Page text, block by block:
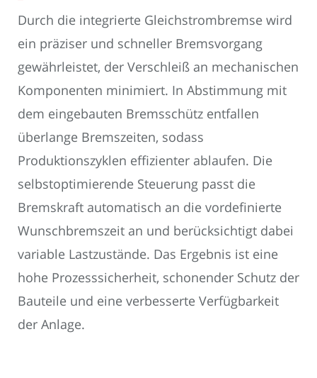
Durch die integrierte Gleichstrombremse wird
ein präziser und schneller Bremsvorgang
gewährleistet, der Verschleiß an mechanischen
Komponenten minimiert. In Abstimmung mit
dem eingebauten Bremsschütz entfallen
überlange Bremszeiten, sodass
Produktionszyklen effizienter ablaufen. Die
selbstoptimierende Steuerung passt die
Bremskraft automatisch an die vordefinierte
Wunschbremszeit an und berücksichtigt dabei
variable Lastzustände. Das Ergebnis ist eine
hohe Prozesssicherheit, schonender Schutz der
Bauteile und eine verbesserte Verfügbarkeit
der Anlage.